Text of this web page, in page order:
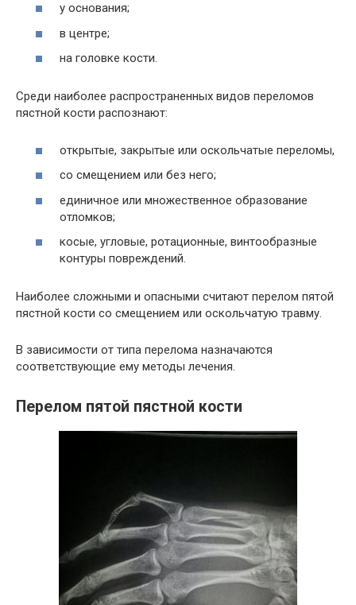
у основания;
в центре;
на головке кости.
Среди наиболее распространенных видов переломов
пястной кости распознают:
открытые, закрытые или оскольчатые переломы,
со смещением или без него;
единичное или множественное образование
отломков;
косые, угловые, ротационные, винтообразные
контуры повреждений.
Наиболее сложными и опасными считают перелом пятой
пястной кости со смещением или оскольчатую травму.
В зависимости от типа перелома назначаются
соответствующие ему методы лечения.
Перелом пятой пястной кости